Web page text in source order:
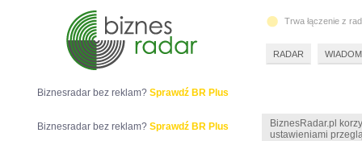
BiznesRadar.pl
ustawieniami
Biznesradar bez reklam? Sprawdź BR Plus
Biznesradar bez reklam? Sprawdź BR Plus
Trwa łączenie z
RADAR